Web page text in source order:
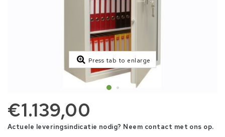
Press tab to enlarge
€1.139,00
Actuele leveringsindicatie nodig? Neem contact met ons op.